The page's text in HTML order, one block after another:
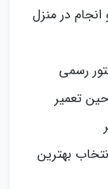
انجام در منزل
رسمی
تعمیر
بهترین